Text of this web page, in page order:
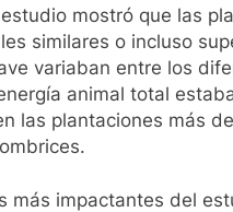
mostró que las
similares o incluso
variaban entre los
animal total
las plantaciones más
más impactantes del